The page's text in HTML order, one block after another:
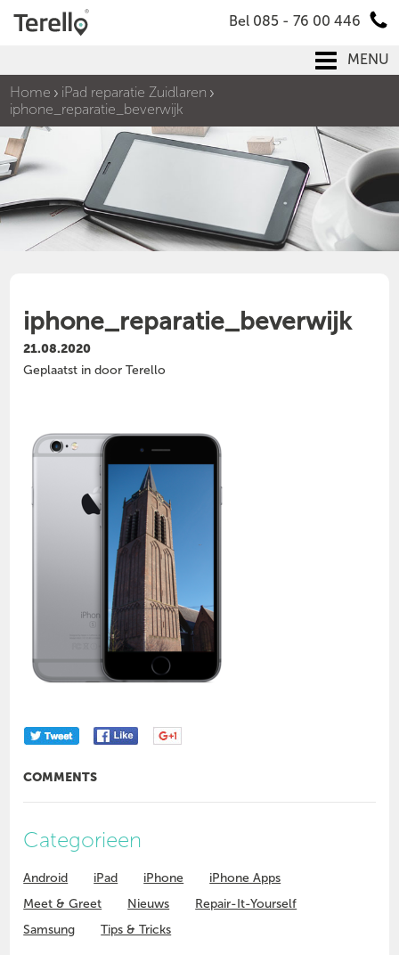
Bel 085 - 76 00 446
MENU
Home
iPad reparatie Zuidlaren
iphone_reparatie_beverwijk
iphone_reparatie_beverwijk
21.08.2020
Geplaatst in door Terello
COMMENTS
Categorieen
Android iPad iPhone
iPhone Apps
Meet & Greet
Nieuws
Repair-It-Yourself
Samsung
Tips & Tricks